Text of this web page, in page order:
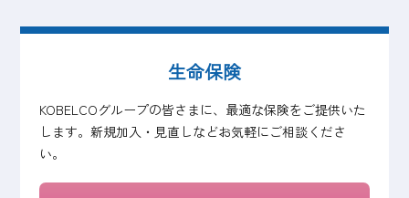
生命保険
KOBELCOグループの皆さまに、最適な保険をご提供いた
します。新規加入・見直しなどお気軽にご相談くださ
い。